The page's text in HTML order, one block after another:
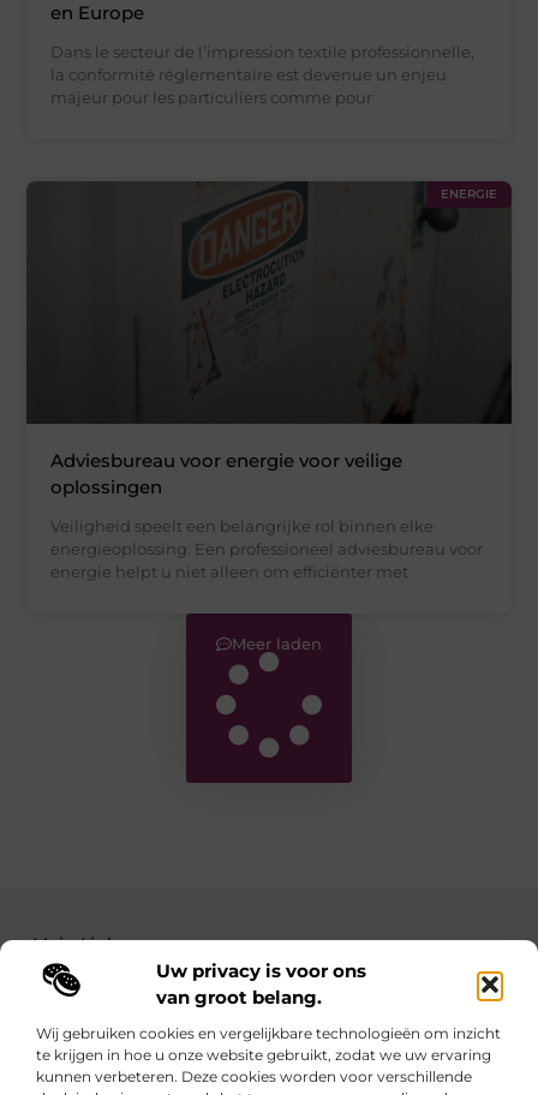
Uw privacy is voor ons
van groot belang.
Wij gebruiken cookies en vergelijkbare technologieën om inzicht
te krijgen in hoe u onze website gebruikt, zodat we uw ervaring
kunnen verbeteren. Deze cookies worden voor verschillende
en Europe
Dans le secteur de l’impression textile professionnelle,
la conformité réglementaire est devenue un enjeu
majeur pour les particuliers comme pour
ENERGIE
Adviesbureau voor energie voor veilige
oplossingen
Veiligheid speelt een belangrijke rol binnen elke
energieoplossing. Een professioneel adviesbureau voor
energie helpt u niet alleen om efficiënter met
Meer laden
Main Links
Linkzoekertjes.be brengt je elke dag iets nieuws
Inspirerende blogs en waardevolle tips voor een